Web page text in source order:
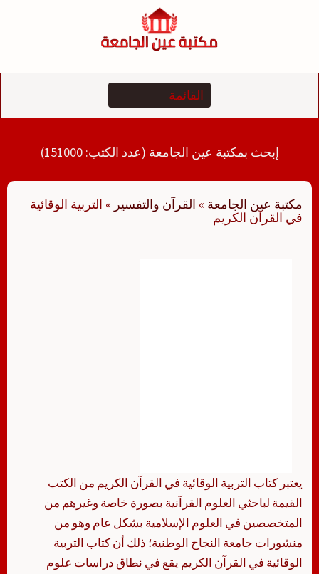
إبحث بمكتبة عين الجامعة (عدد الكتب: 151000)
مكتبة عين الجامعة » القرآن والتفسير » التربية الوقائية
في القرآن الكريم
يعتبر كتاب التربية الوقائية في القرآن الكريم من الكتب
القيمة لباحثي العلوم القرآنية بصورة خاصة وغيرهم من
المتخصصين في العلوم الإسلامية بشكل عام وهو من
منشورات جامعة النجاح الوطنية؛ ذلك أن كتاب التربية
الوقائية في القرآن الكريم يقع في نطاق دراسات علوم